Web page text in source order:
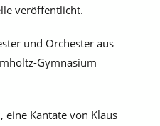
veröffentlicht.
und Orchester aus
Gymnasium
eine Kantate von Klaus